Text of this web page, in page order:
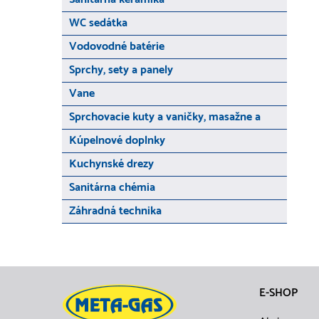
WC sedátka
Vodovodné batérie
Sprchy, sety a panely
Vane
Sprchovacie kuty a vaničky, masažne a
Kúpelnové doplnky
Kuchynské drezy
Sanitárna chémia
Záhradná technika
E-SHOP